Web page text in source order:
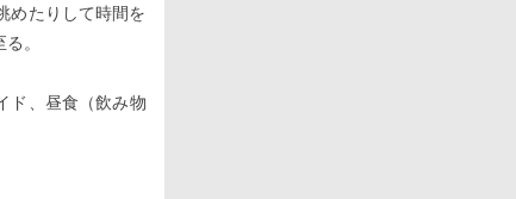
めたりして時間を
。
ド、昼食（飲み物